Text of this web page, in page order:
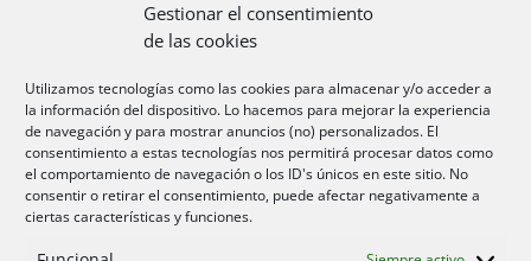
Gestionar el consentimiento
de las cookies
Utilizamos tecnologías como las cookies para almacenar y/o acceder a
la información del dispositivo. Lo hacemos para mejorar la experiencia
de navegación y para mostrar anuncios (no) personalizados. El
consentimiento a estas tecnologías nos permitirá procesar datos como
el comportamiento de navegación o los ID's únicos en este sitio. No
consentir o retirar el consentimiento, puede afectar negativamente a
ciertas características y funciones.
Aire acondicionado Alicante
Aire acondicionador Murcia
Aire acondicionado San Juan